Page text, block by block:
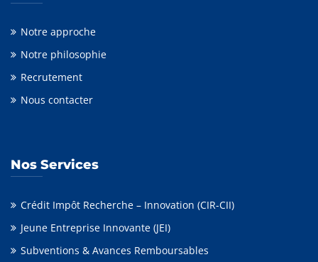
Notre approche
Notre philosophie
Recrutement
Nous contacter
Nos Services
Crédit Impôt Recherche – Innovation (CIR-CII)
Jeune Entreprise Innovante (JEI)
Subventions & Avances Remboursables